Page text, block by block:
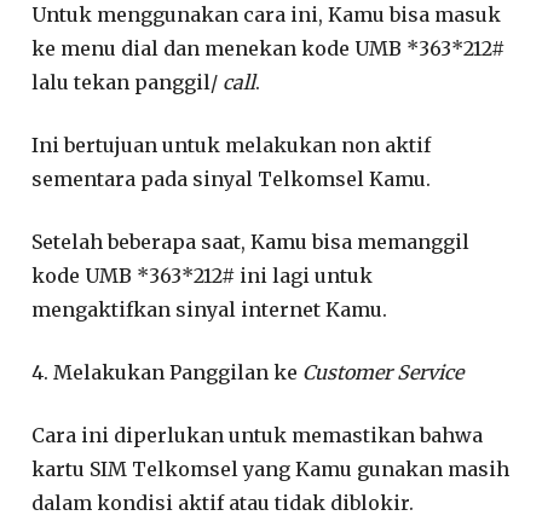
Untuk menggunakan cara ini, Kamu bisa masuk
ke menu dial dan menekan kode UMB *363*212#
lalu tekan panggil/ call.
Ini bertujuan untuk melakukan non aktif
sementara pada sinyal Telkomsel Kamu.
Setelah beberapa saat, Kamu bisa memanggil
kode UMB *363*212# ini lagi untuk
mengaktifkan sinyal internet Kamu.
4. Melakukan Panggilan ke Customer Service
Cara ini diperlukan untuk memastikan bahwa
kartu SIM Telkomsel yang Kamu gunakan masih
dalam kondisi aktif atau tidak diblokir.